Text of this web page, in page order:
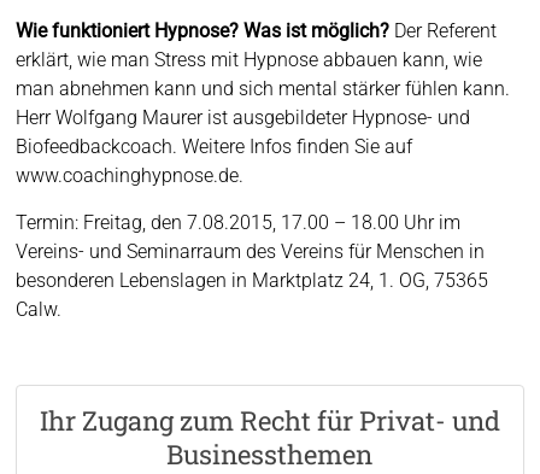
Wie funktioniert Hypnose? Was ist möglich? Der Referent
erklärt, wie man Stress mit Hypnose abbauen kann, wie
man abnehmen kann und sich mental stärker fühlen kann.
Herr Wolfgang Maurer ist ausgebildeter Hypnose- und
Biofeedbackcoach. Weitere Infos finden Sie auf
www.coachinghypnose.de.
Termin: Freitag, den 7.08.2015, 17.00 – 18.00 Uhr im
Vereins- und Seminarraum des Vereins für Menschen in
besonderen Lebenslagen in Marktplatz 24, 1. OG, 75365
Calw.
Ihr Zugang zum Recht für Privat- und
Businessthemen